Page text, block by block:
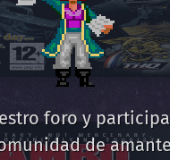
foro y
de